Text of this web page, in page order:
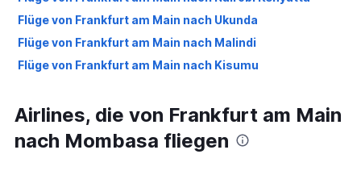
Flüge von Frankfurt am Main nach Ukunda
Flüge von Frankfurt am Main nach Malindi
Flüge von Frankfurt am Main nach Kisumu
Airlines, die von Frankfurt am Main
nach Mombasa fliegen